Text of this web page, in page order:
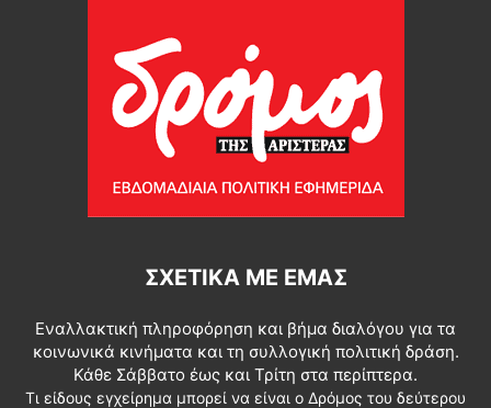
ΣΧΕΤΙΚΆ ΜΕ ΕΜΆΣ
Εναλλακτική πληροφόρηση και βήμα διαλόγου για τα
κοινωνικά κινήματα και τη συλλογική πολιτική δράση.
Κάθε Σάββατο έως και Τρίτη στα περίπτερα.
Τι είδους εγχείρημα μπορεί να είναι ο Δρόμος του δεύτερου